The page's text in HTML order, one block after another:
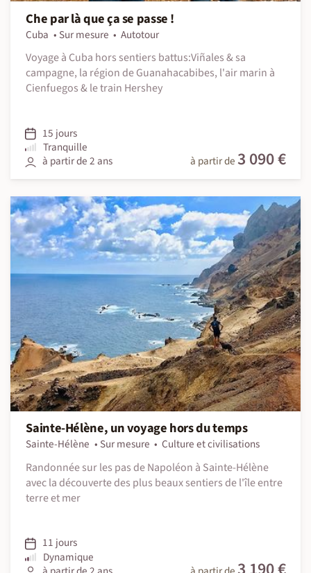
Che par là que ça se passe !
Cuba Sur mesure
Autotour
Voyage à Cuba hors sentiers battus:Viñales & sa
campagne, la région de Guanahacabibes, l'air marin à
Cienfuegos & le train Hershey
15 jours
Tranquille
à partir de 2 ans
à partir de 3 090 €
Sainte-Hélène, un voyage hors du temps
Sainte-Hélène Sur mesure
Culture et civilisations
Randonnée sur les pas de Napoléon à Sainte-Hélène
avec la découverte des plus beaux sentiers de l'île entre
terre et mer
11 jours
Dynamique